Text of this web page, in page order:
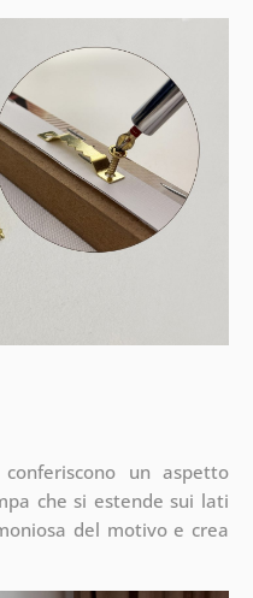
un aspetto
che si estende sui lati
del motivo e crea